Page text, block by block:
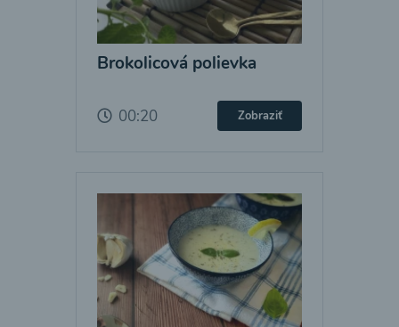
Brokolicová polievka
00:20 Zobraziť